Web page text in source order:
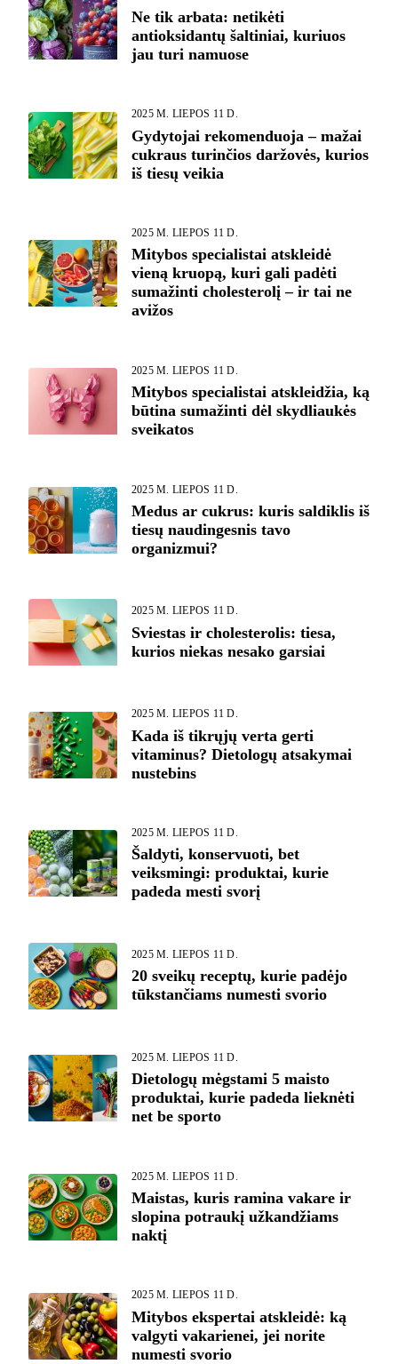
Ne tik arbata: netikėti
antioksidantų šaltiniai, kuriuos
jau turi namuose
2025 M. LIEPOS 11 D.
Gydytojai rekomenduoja – mažai
cukraus turinčios daržovės, kurios
iš tiesų veikia
2025 M. LIEPOS 11 D.
Mitybos specialistai atskleidė
vieną kruopą, kuri gali padėti
sumažinti cholesterolį – ir tai ne
avižos
2025 M. LIEPOS 11 D.
Mitybos specialistai atskleidžia, ką
būtina sumažinti dėl skydliaukės
sveikatos
2025 M. LIEPOS 11 D.
Medus ar cukrus: kuris saldiklis iš
tiesų naudingesnis tavo
organizmui?
2025 M. LIEPOS 11 D.
Sviestas ir cholesterolis: tiesa,
kurios niekas nesako garsiai
2025 M. LIEPOS 11 D.
Kada iš tikrųjų verta gerti
vitaminus? Dietologų atsakymai
nustebins
2025 M. LIEPOS 11 D.
Šaldyti, konservuoti, bet
veiksmingi: produktai, kurie
padeda mesti svorį
2025 M. LIEPOS 11 D.
20 sveikų receptų, kurie padėjo
tūkstančiams numesti svorio
2025 M. LIEPOS 11 D.
Dietologų mėgstami 5 maisto
produktai, kurie padeda lieknėti
net be sporto
2025 M. LIEPOS 11 D.
Maistas, kuris ramina vakare ir
slopina potraukį užkandžiams
naktį
2025 M. LIEPOS 11 D.
Mitybos ekspertai atskleidė: ką
valgyti vakarienei, jei norite
numesti svorio